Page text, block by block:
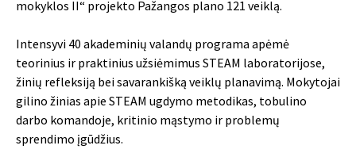
mokyklos II“ projekto Pažangos plano 121 veiklą.
Intensyvi 40 akademinių valandų programa apėmė
teorinius ir praktinius užsiėmimus STEAM laboratorijose,
žinių refleksiją bei savarankišką veiklų planavimą. Mokytojai
gilino žinias apie STEAM ugdymo metodikas, tobulino
darbo komandoje, kritinio mąstymo ir problemų
sprendimo įgūdžius.